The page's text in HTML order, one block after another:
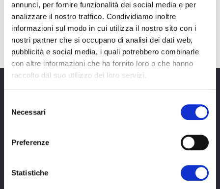
annunci, per fornire funzionalità dei social media e per
analizzare il nostro traffico. Condividiamo inoltre
informazioni sul modo in cui utilizza il nostro sito con i
nostri partner che si occupano di analisi dei dati web,
pubblicità e social media, i quali potrebbero combinarle
con altre informazioni che ha fornito loro o che hanno
raccolto dal suo utilizzo dei loro servizi.
delNecessari
Preferenze
Statistiche
EN
Newsletter
informazioni utili in anteprima! Naturalmente senza
Iscriviti alla Newsletter